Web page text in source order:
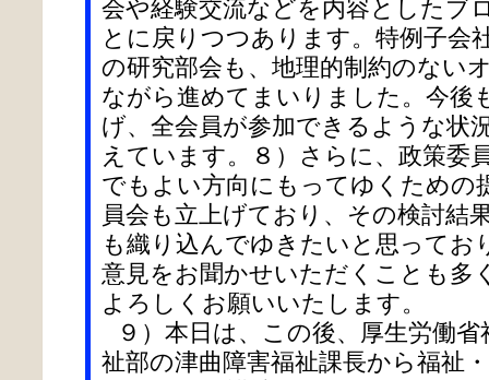
会や経験交流などを内容としたブ
とに戻りつつあります。特例子会
の研究部会も、地理的制約のない
ながら進めてまいりました。今後
げ、全会員が参加できるような状
えています。８）さらに、政策委
でもよい方向にもってゆくための
員会も立上げており、その検討結
も織り込んでゆきたいと思ってお
意見をお聞かせいただくことも多
よろしくお願いいたします。
９）本日は、この後、厚生労働
祉部の津曲障害福祉課長から福祉